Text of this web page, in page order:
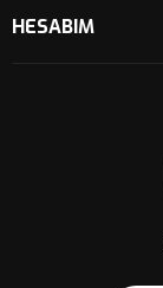
HESABIM